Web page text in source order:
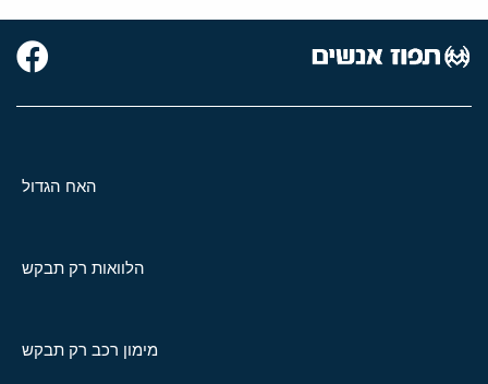
האח הגדול
הלוואות רק תבקש
מימון רכב רק תבקש